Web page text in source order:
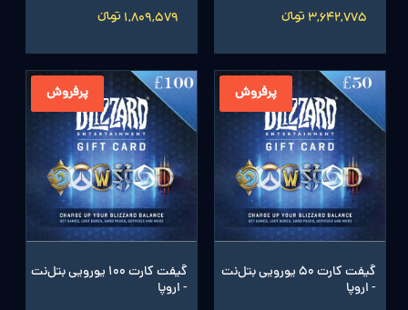
3,642,775 تومانءءء 1,809,579 تومانءءء
پرفروش
گیفت کارت 50 یورویی بتل‌نت
- اروپا
پرفروش
گیفت کارت 100 یورویی بتل‌نت
- اروپا